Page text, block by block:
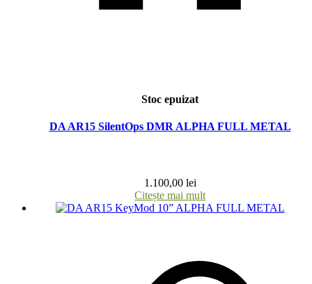
Stoc epuizat
DA AR15 SilentOps DMR ALPHA FULL METAL
1.100,00 lei
Citește mai mult